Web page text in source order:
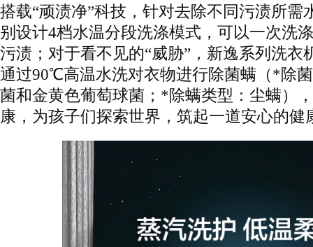
搭载“顽渍净”科技，针对去除不同污渍所需
别设计4档水温分段洗涤模式，可以一次洗
污渍；对于看不见的“威胁”，新逸系列洗衣
通过90℃高温水洗对衣物进行除菌螨（*除
菌和金黄色葡萄球菌；*除螨类型：尘螨）
康，为孩子们探索世界，筑起一道安心的健